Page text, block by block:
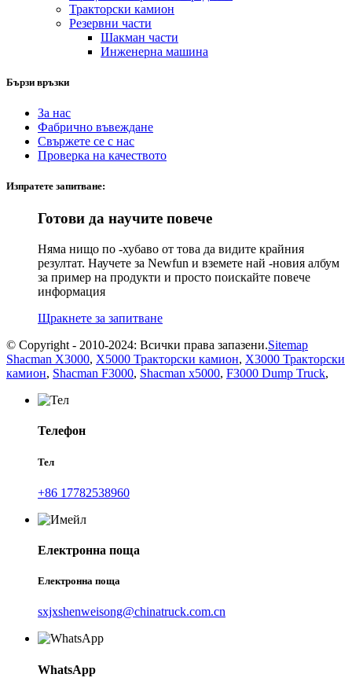
Тракторски камион
Резервни части
Шакман части
Инженерна машина
Бързи връзки
За нас
Фабрично въвеждане
Свържете се с нас
Проверка на качеството
Изпратете запитване:
Готови да научите повече
Няма нищо по -хубаво от това да видите крайния
резултат. Научете за Newfun и вземете най -новия албум
за пример на продукти и просто поискайте повече
информация
Щракнете за запитване
© Copyright - 2010-2024: Всички права запазени.Sitemap
Shacman X3000, X5000 Тракторски камион, X3000 Тракторски
камион, Shacman F3000, Shacman x5000, F3000 Dump Truck,
Телефон
Тел
+86 17782538960
Електронна поща
Електронна поща
sxjxshenweisong@chinatruck.com.cn
WhatsApp